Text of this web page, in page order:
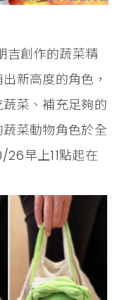
創作的蔬菜精
新高度的角色，
菜、補充足夠的
菜動物角色於全
26早上11點起在